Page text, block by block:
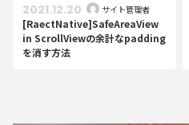
[RaectNative]SafeAreaView
in ScrollViewの余計なpadding
を消す方法
2021.12.20 サイト管理者